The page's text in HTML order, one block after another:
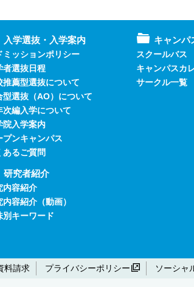
入学選抜・入学案内
ミッションポリシー
者選抜日程
推薦型選抜について
型選抜（AO）について
次編入学について
院入学案内
プンキャンパス
あるご質問
研究者紹介
内容紹介
内容紹介（動画）
別キーワード
キャンパ
スクールバス
キャンパスカ
サークル一覧
料請求 プライバシーポリシー ソーシャ